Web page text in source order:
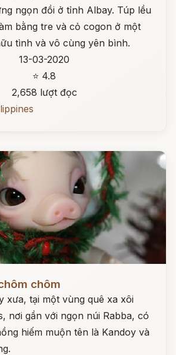
ngọn đồi ở tỉnh Albay. Túp lều
bằng tre và cỏ cogon ở một
tình và vô cùng yên bình.
13-03-2020
⭐ 4.8
2,658 lượt đọc
chôm
xưa, tại một vùng quê xa xôi
nơi gần với ngọn núi Rabba, có
hiếm muộn tên là Kandoy và